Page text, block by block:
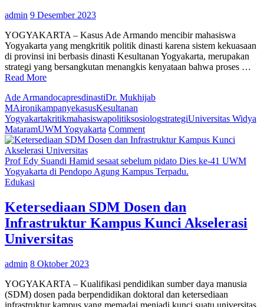
Tinggi
Sentimen
Negatifnya
dibanding
admin 9 Desember 2023
YOGYAKARTA – Kasus Ade Armando mencibir mahasiswa
Yogyakarta yang mengkritik politik dinasti karena sistem kekuasaan
di provinsi ini berbasis dinasti Kesultanan Yogyakarta, merupakan
strategi yang bersangkutan menangkis kenyataan bahwa proses …
Read More
Ade ArmandocapresdinastiDr. Mukhijab
MAironikampanyekasusKesultanan
YogyakartakritikmahasiswapolitiksosiologstrategiUniversitas Widya
MataramUWM Yogyakarta Commenton
Sosiolog
Yogyakarta:
Politisi
Mentertawakan
Dirinya
Prof Edy Suandi Hamid sesaat sebelum pidato Dies ke-41 UWM
Yogyakarta di Pendopo Agung Kampus Terpadu.
Edukasi
Ketersediaan SDM Dosen dan
Infrastruktur Kampus Kunci Akselerasi
Universitas
admin 8 Oktober 2023
YOGYAKARTA – Kualifikasi pendidikan sumber daya manusia
(SDM) dosen pada berpendidikan doktoral dan ketersediaan